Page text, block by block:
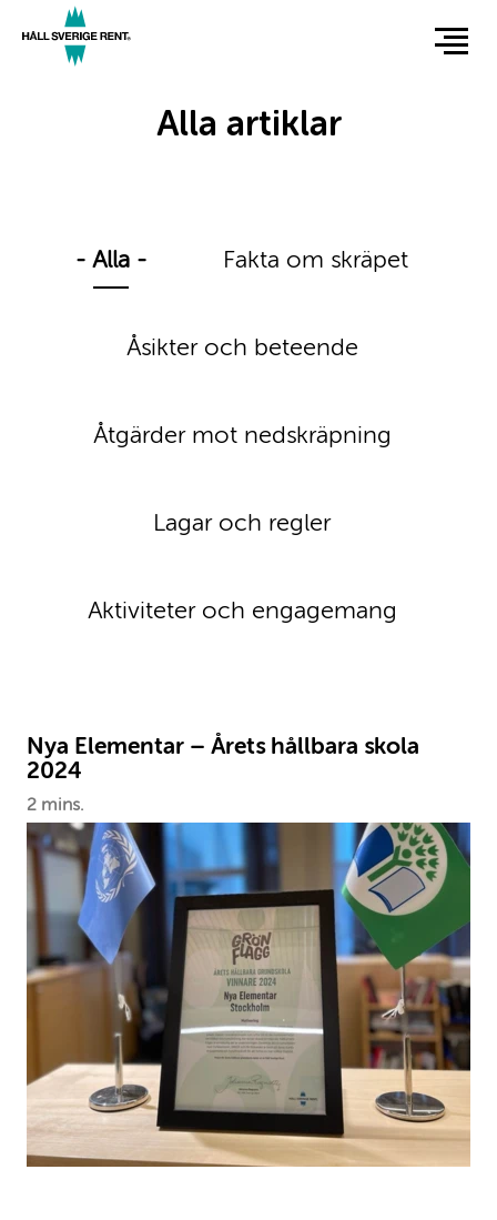
huvudinnehåll
Alla artiklar
- Alla - Fakta om skräpet
Åsikter och beteende
Åtgärder mot nedskräpning
Lagar och regler
Aktiviteter och engagemang
Nya Elementar – Årets hållbara skola
2024
2 mins.